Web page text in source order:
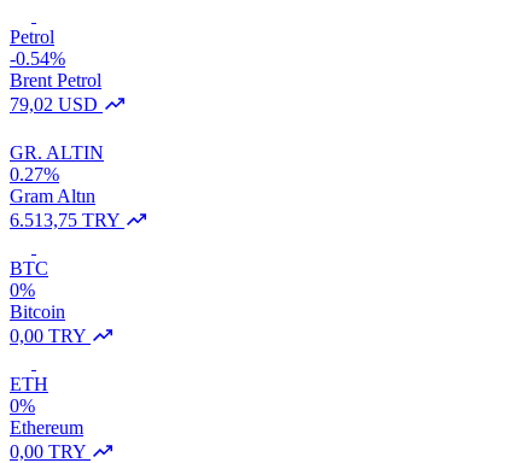
Petrol
-0.54%
Brent Petrol
79,02 USD
GR. ALTIN
0.27%
Gram Altın
6.513,75 TRY
BTC
0%
Bitcoin
0,00 TRY
ETH
0%
Ethereum
0,00 TRY